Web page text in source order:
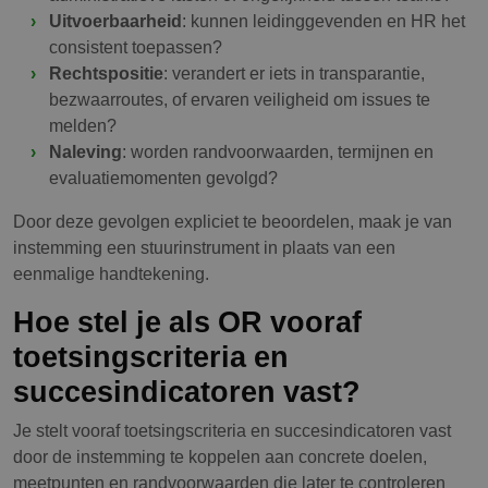
Uitvoerbaarheid: kunnen leidinggevenden en HR het
consistent toepassen?
Rechtspositie: verandert er iets in transparantie,
bezwaarroutes, of ervaren veiligheid om issues te
melden?
Naleving: worden randvoorwaarden, termijnen en
evaluatiemomenten gevolgd?
Door deze gevolgen expliciet te beoordelen, maak je van
instemming een stuurinstrument in plaats van een
eenmalige handtekening.
Hoe stel je als OR vooraf
toetsingscriteria en
succesindicatoren vast?
Je stelt vooraf toetsingscriteria en succesindicatoren vast
door de instemming te koppelen aan concrete doelen,
meetpunten en randvoorwaarden die later te controleren